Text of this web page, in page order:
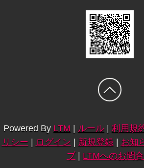
Powered By LTM | ルール | 利用規
リシー | ログイン | 新規登録| お知
ブ| LTMへのお問